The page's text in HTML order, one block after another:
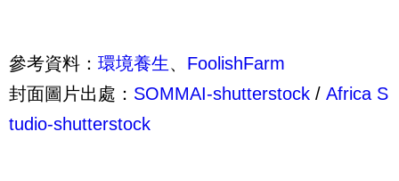
參考資料： 環境養生、 FoolishFarm
封面圖片出處： SOMMAI-shutterstock / Africa S
tudio-shutterstock